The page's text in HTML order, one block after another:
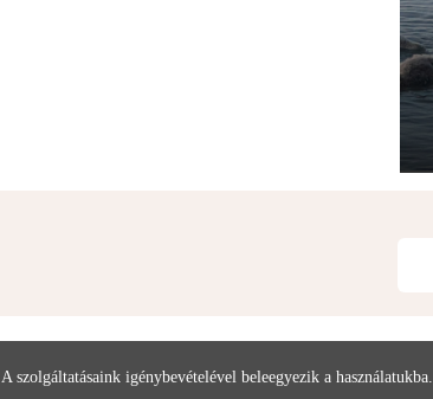
igénybevételével beleegyezik a használatukba.